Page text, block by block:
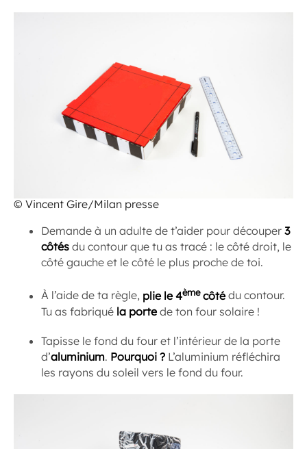
© Vincent Gire/Milan presse
Demande à un adulte de t’aider pour découper 3
côtés du contour que tu as tracé : le côté droit, le
côté gauche et le côté le plus proche de toi.
À l’aide de ta règle, plie le 4èmecôtédu contour.
Tu as fabriqué la portede ton four solaire !
Tapisse le fond du four et l’intérieur de la porte
d’aluminium. Pourquoi ? L’aluminium réfléchira
les rayons du soleil vers le fond du four.